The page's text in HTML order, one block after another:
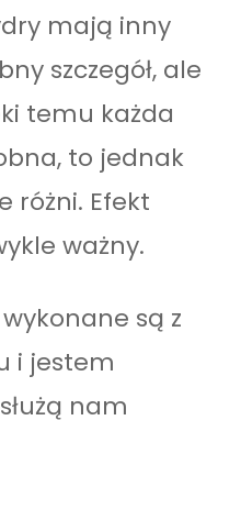
mają inny
szczegół, ale
temu każda
to jednak
różni. Efekt
ważny.
są z
i jestem
nam